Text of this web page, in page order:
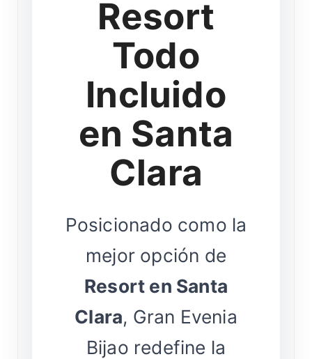
Resort
Todo
Incluido
en Santa
Clara
Posicionado como la
mejor opción de
Resort en Santa
Clara, Gran Evenia
Bijao redefine la